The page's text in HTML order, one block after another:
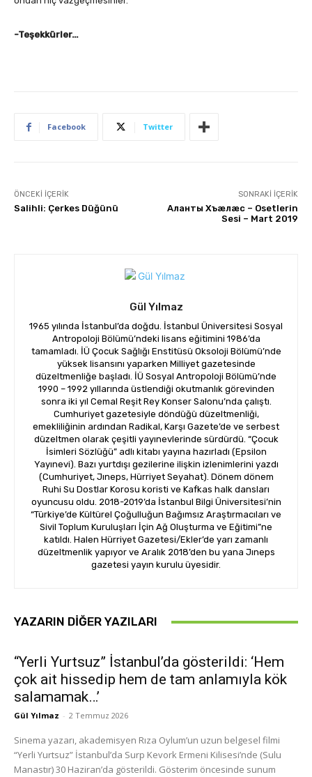
-Teşekkürler…
Facebook Twitter
ÖNCEKI İÇERIK
Salihli: Çerkes Düğünü
SONRAKI İÇERIK
Аланты Хъæлæс – Osetlerin
Sesi – Mart 2019
Gül Yılmaz
1965 yılında İstanbul’da doğdu. İstanbul Üniversitesi Sosyal
Antropoloji Bölümü’ndeki lisans eğitimini 1986’da
tamamladı. İÜ Çocuk Sağlığı Enstitüsü Oksoloji Bölümü’nde
yüksek lisansını yaparken Milliyet gazetesinde
düzeltmenliğe başladı. İÜ Sosyal Antropoloji Bölümü’nde
1990 – 1992 yıllarında üstlendiği okutmanlık görevinden
sonra iki yıl Cemal Reşit Rey Konser Salonu’nda çalıştı.
Cumhuriyet gazetesiyle döndüğü düzeltmenliği,
emekliliğinin ardından Radikal, Karşı Gazete’de ve serbest
düzeltmen olarak çeşitli yayınevlerinde sürdürdü. “Çocuk
İsimleri Sözlüğü” adlı kitabı yayına hazırladı (Epsilon
Yayınevi). Bazı yurtdışı gezilerine ilişkin izlenimlerini yazdı
(Cumhuriyet, Jıneps, Hürriyet Seyahat). Dönem dönem
Ruhi Su Dostlar Korosu koristi ve Kafkas halk dansları
oyuncusu oldu. 2018-2019’da İstanbul Bilgi Üniversitesi’nin
“Türkiye’de Kültürel Çoğulluğun Bağımsız Araştırmacıları ve
Sivil Toplum Kuruluşları İçin Ağ Oluşturma ve Eğitimi”ne
katıldı. Halen Hürriyet Gazetesi/Ekler’de yarı zamanlı
düzeltmenlik yapıyor ve Aralık 2018’den bu yana Jıneps
gazetesi yayın kurulu üyesidir.
YAZARIN DIĞER YAZILARI
“Yerli Yurtsuz” İstanbul’da gösterildi: ‘Hem
çok ait hissedip hem de tam anlamıyla kök
salamamak…’
Gül Yılmaz - 2 Temmuz 2026
Sinema yazarı, akademisyen Rıza Oylum’un uzun belgesel filmi
“Yerli Yurtsuz” İstanbul’da Surp Kevork Ermeni Kilisesi’nde (Sulu
Manastır) 30 Haziran’da gösterildi. Gösterim öncesinde sunum